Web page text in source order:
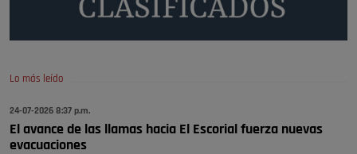
Policía o en la politica
Pozuelo de Alarcón
🔴 EXCLUSIVA | El comisario de la …
Lo más leído
24-07-2026 8:37 p.m.
El avance de las llamas hacia El Escorial fuerza nuevas
evacuaciones